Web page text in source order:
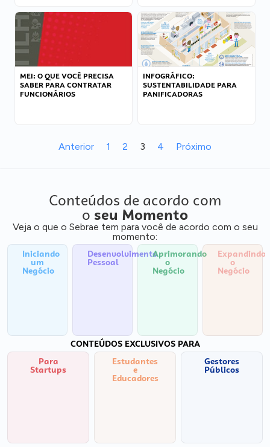
MEI: O QUE VOCÊ PRECISA
SABER PARA CONTRATAR
FUNCIONÁRIOS
INFOGRÁFICO:
SUSTENTABILIDADE PARA
PANIFICADORAS
Anterior 1 2 3 4 Próximo
Conteúdos de acordo com
o seu Momento
Veja o que o Sebrae tem para você de acordo com o seu
momento:
Iniciando
um
Negócio
Desenvolvimento
Pessoal
Aprimorando
o
Negócio
Expandindo
o
Negócio
CONTEÚDOS EXCLUSIVOS PARA
Para
Startups
Estudantes
e
Educadores
Gestores
Públicos